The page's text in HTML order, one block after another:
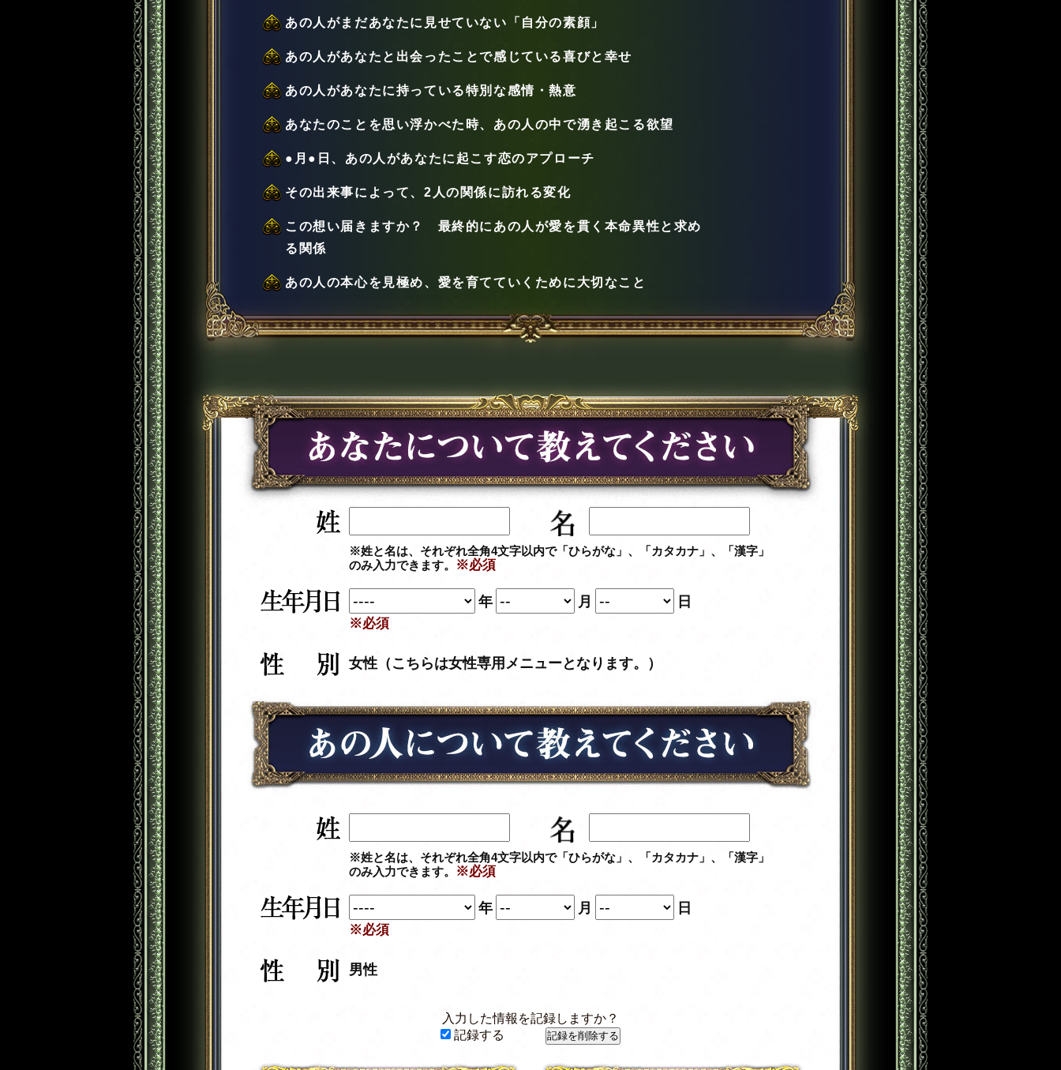
あの人がまだあなたに見せていない「自分の素顔」
あの人があなたと出会ったことで感じている喜びと幸せ
あの人があなたに持っている特別な感情・熱意
あなたのことを思い浮かべた時、あの人の中で湧き起こる欲望
●月●日、あの人があなたに起こす恋のアプローチ
その出来事によって、2人の関係に訪れる変化
この想い届きますか？ 最終的にあの人が愛を貫く本命異性と求め
る関係
あの人の本心を見極め、愛を育てていくために大切なこと
※姓と名は、それぞれ全角4文字以内で「ひらがな」、「カタカナ」、「漢字」
のみ入力できます。
※必須
年 月 日
※必須
女性（こちらは女性専用メニューとなります。）
※姓と名は、それぞれ全角4文字以内で「ひらがな」、「カタカナ」、「漢字」
のみ入力できます。
※必須
年 月 日
※必須
男性
入力した情報を記録しますか？
記録する